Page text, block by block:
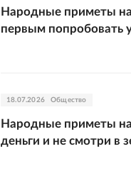
Народные приметы
первым попробовать
18.07.2026 Общество
Народные приметы
деньги и не смотри в